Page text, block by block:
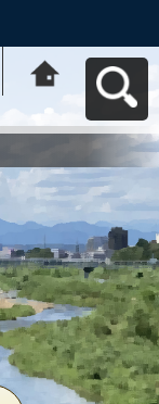
動応援ｻｲﾄ はち
コミねっとへ戻